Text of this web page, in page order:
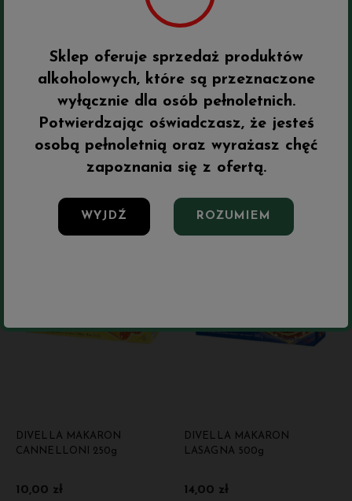
DIVELLA GNOCCHI 500g
9,50 zł
DIVELLA MAKARON
BUCATINI 500g
7,00 zł
DIVELLA MAKARON
CANNELLONI 250g
10,00 zł
DIVELLA MAKARON
LASAGNA 500g
14,00 zł
Sklep oferuje sprzedaż produktów
alkoholowych, które są przeznaczone
wyłącznie dla osób pełnoletnich.
Potwierdzając oświadczasz, że jesteś
osobą pełnoletnią oraz wyrażasz chęć
zapoznania się z ofertą.
WYJDŹ ROZUMIEM